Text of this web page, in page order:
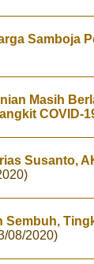
Samboja
Masih
COVID-
Susanto,
Sembuh,
08/2020)